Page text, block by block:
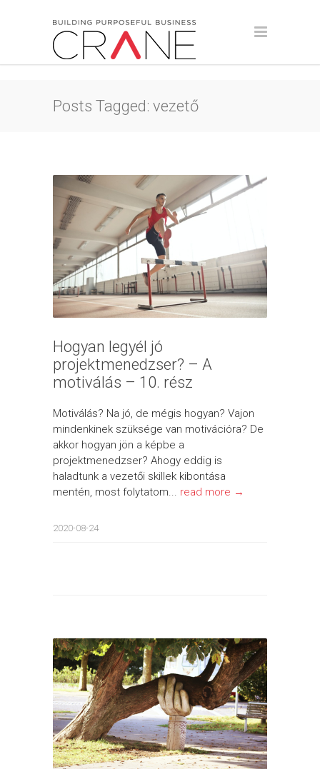
Posts Tagged: vezető
Hogyan legyél jó
projektmenedzser? – A
motiválás – 10. rész
Motiválás? Na jó, de mégis hogyan? Vajon
mindenkinek szüksége van motivációra? De
akkor hogyan jön a képbe a
projektmenedzser? Ahogy eddig is
haladtunk a vezetői skillek kibontása
mentén, most folytatom... read more →
2020-08-24